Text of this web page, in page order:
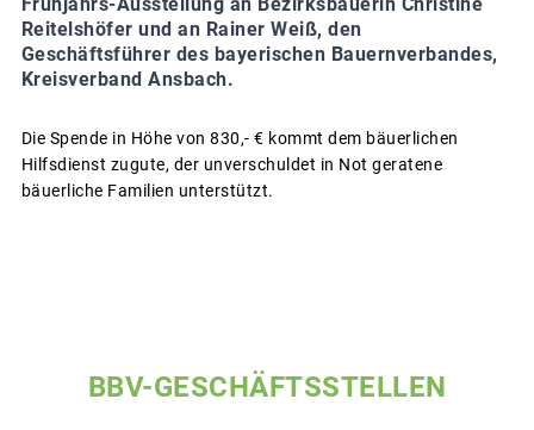
Reitelshöfer und an Rainer Weiß, den
Geschäftsführer des bayerischen Bauernverbandes,
Kreisverband Ansbach.
Die Spende in Höhe von 830,- € kommt dem bäuerlichen
Hilfsdienst zugute, der unverschuldet in Not geratene
bäuerliche Familien unterstützt.
BBV-GESCHÄFTSSTELLEN